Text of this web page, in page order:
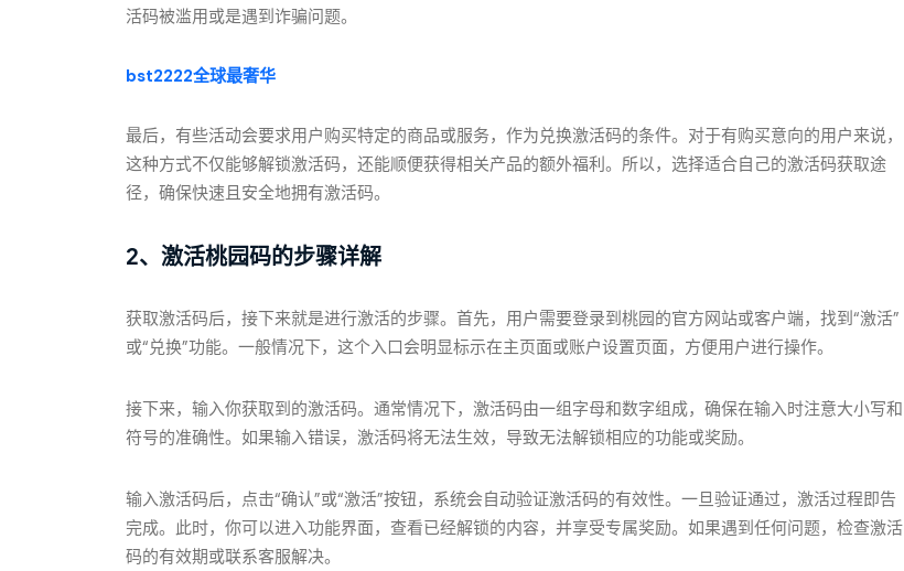
活码被滥用或是遇到诈骗问题。
bst2222全球最奢华
最后，有些活动会要求用户购买特定的商品或服务，作为兑换激活码的条件。对于有购买意向的用户来说，
这种方式不仅能够解锁激活码，还能顺便获得相关产品的额外福利。所以，选择适合自己的激活码获取途
径，确保快速且安全地拥有激活码。
2、激活桃园码的步骤详解
获取激活码后，接下来就是进行激活的步骤。首先，用户需要登录到桃园的官方网站或客户端，找到“激活”
或“兑换”功能。一般情况下，这个入口会明显标示在主页面或账户设置页面，方便用户进行操作。
接下来，输入你获取到的激活码。通常情况下，激活码由一组字母和数字组成，确保在输入时注意大小写和
符号的准确性。如果输入错误，激活码将无法生效，导致无法解锁相应的功能或奖励。
输入激活码后，点击“确认”或“激活”按钮，系统会自动验证激活码的有效性。一旦验证通过，激活过程即告
完成。此时，你可以进入功能界面，查看已经解锁的内容，并享受专属奖励。如果遇到任何问题，检查激活
码的有效期或联系客服解决。